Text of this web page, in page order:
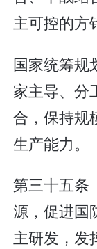
主可控的方
国家统筹规
家主导、分
合，保持规
生产能力。
第三十五
源，促进国
主研发，发